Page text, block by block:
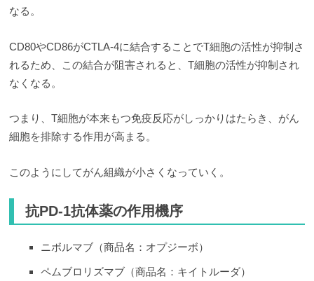
なる。
CD80やCD86がCTLA-4に結合することでT細胞の活性が抑制さ
れるため、この結合が阻害されると、T細胞の活性が抑制され
なくなる。
つまり、T細胞が本来もつ免疫反応がしっかりはたらき、がん
細胞を排除する作用が高まる。
このようにしてがん組織が小さくなっていく。
抗PD-1抗体薬の作用機序
ニボルマブ（商品名：オプジーボ）
ペムブロリズマブ（商品名：キイトルーダ）